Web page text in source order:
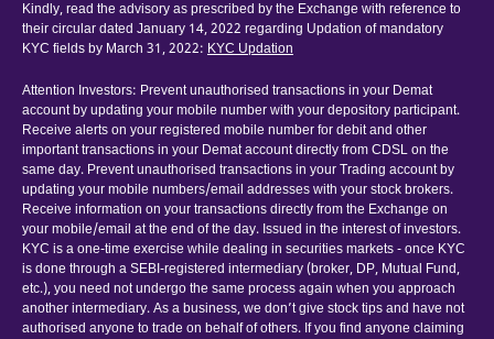
Kindly, read the advisory as prescribed by the Exchange with reference to
their circular dated January 14, 2022 regarding Updation of mandatory
KYC fields by March 31, 2022: KYC Updation
Attention Investors: Prevent unauthorised transactions in your Demat
account by updating your mobile number with your depository participant.
Receive alerts on your registered mobile number for debit and other
important transactions in your Demat account directly from CDSL on the
same day. Prevent unauthorised transactions in your Trading account by
updating your mobile numbers/email addresses with your stock brokers.
Receive information on your transactions directly from the Exchange on
your mobile/email at the end of the day. Issued in the interest of investors.
KYC is a one-time exercise while dealing in securities markets - once KYC
is done through a SEBI-registered intermediary (broker, DP, Mutual Fund,
etc.), you need not undergo the same process again when you approach
another intermediary. As a business, we don’t give stock tips and have not
authorised anyone to trade on behalf of others. If you find anyone claiming